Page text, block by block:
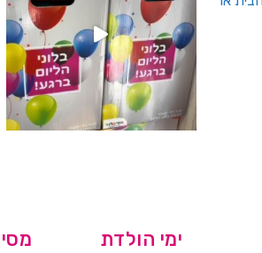
ימי הולדת